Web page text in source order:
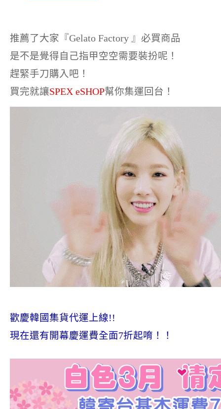
推薦了大家『Gelato Factory 』必買商品
是不是覺得自己指甲空空需要裝扮呢！
趕緊手刀購入吧！
買完就讓SPEX eSHOP幫你集運回台！
歡慶韓國集貨代運上線!!
現在還有開幕慶運費全面7折起唷！！